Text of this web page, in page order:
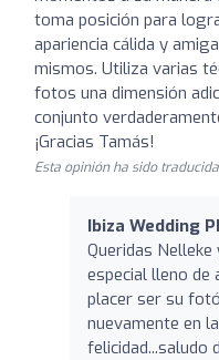
toma posición para
apariencia cálida y
mismos. Utiliza varias
fotos una dimensión
conjunto
¡Gracias Tamás!
Esta opinión ha sido
Ibiza Wedding
Queridas Nelleke
especial lleno de
placer ser su
nuevamente en
felicidad...saludo